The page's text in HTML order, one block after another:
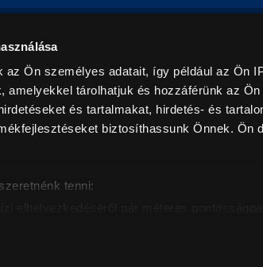
az Ön személyes adatait, így például az Ön
amelyekkel tárolhatjuk és hozzáférünk az Ön
és tartalmakat, hirdetés- és
biztosíthassunk Önnek. Ön
tenni:
jog fenntartva! Euronics Műszaki
tájékoztató jellegűek, és nem minősülnek ajánlattételnek, az